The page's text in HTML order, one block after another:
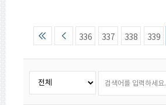
336 337 338 339